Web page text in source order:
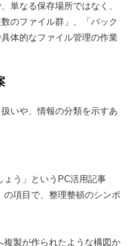
単なる保存場所ではなく、
のファイル群」、「バック
体的なファイル管理の作業
いや、情報の分類を示すあ
ょう」というPC活用記事
項目で、整理整頓のシンボ
製が作られたような構図か